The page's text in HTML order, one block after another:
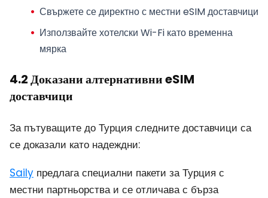
Свържете се директно с местни eSIM доставчици
Използвайте хотелски Wi-Fi като временна
мярка
4.2 Доказани алтернативни eSIM
доставчици
За пътуващите до Турция следните доставчици са
се доказали като надеждни:
Saily предлага специални пакети за Турция с
местни партньорства и се отличава с бърза